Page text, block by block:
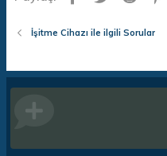
İşitme Cihazı ile ilgili Sorular